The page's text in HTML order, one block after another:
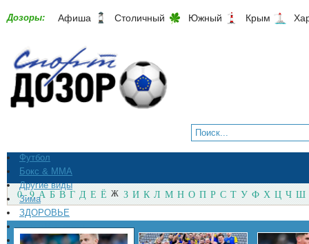
Дозоры: Афиша Столичный Южный Крым
Футбол
Бокс & ММА
Другие виды
Зима
ЗДОРОВЬЕ
СпортМагазины
Архив
0 - 9 А Б В Г Д Е Ё Ж З И К Л М Н О П Р С Т У Ф Х Ц Ч Ш